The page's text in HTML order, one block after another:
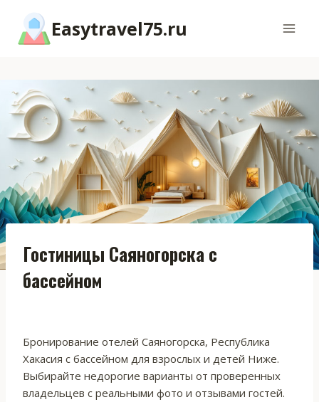
содержимому
Easytravel75.ru
Гостиницы Саяногорска с
бассейном
Бронирование отелей Саяногорска, Республика
Хакасия с бассейном для взрослых и детей Ниже.
Выбирайте недорогие варианты от проверенных
владельцев c реальными фото и отзывами гостей.